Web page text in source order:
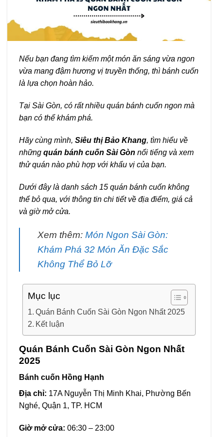
Nếu bạn đang tìm kiếm một món ăn sáng vừa ngon
vừa mang đậm hương vị truyền thống, thì bánh cuốn
là lựa chọn hoàn hảo.
Tại Sài Gòn, có rất nhiều quán bánh cuốn ngon mà
bạn có thể khám phá.
Hãy cùng mình, Siêu thị Bảo Khang, tìm hiểu về
những quán bánh cuốn Sài Gòn nổi tiếng và xem
thử quán nào phù hợp với khẩu vị của bạn.
Dưới đây là danh sách 15 quán bánh cuốn không
thể bỏ qua, với thông tin chi tiết về địa điểm, giá cả
và giờ mở cửa.
Xem thêm: Món Ngon Sài Gòn:
Khám Phá 32 Món Ăn Đặc Sắc
Không Thể Bỏ Lỡ
Mục lục
Quán Bánh Cuốn Sài Gòn Ngon Nhất 2025
Kết luận
Quán Bánh Cuốn Sài Gòn Ngon Nhất
2025
Bánh cuốn Hồng Hạnh
Địa chỉ: 17A Nguyễn Thị Minh Khai, Phường Bến
Nghé, Quận 1, TP. HCM
Giờ mở cửa: 06:30 – 23:00